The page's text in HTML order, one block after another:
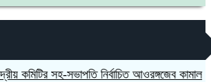
সহ-সভাপতি নির্বাচিত আওরঙ্গজেব কামাল